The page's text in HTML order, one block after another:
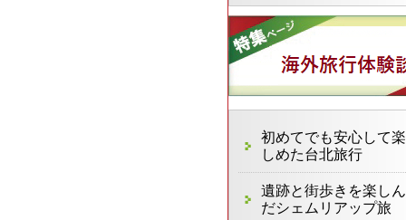
初めてでも安心して楽
しめた台北旅行
遺跡と街歩きを楽しん
だシェムリアップ旅